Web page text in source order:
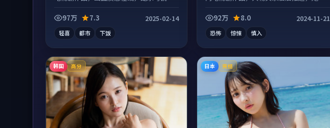
97万
7.3 2025-02-14
轻喜 都市 下饭
92万
8.0 2024-11-21
恐怖 惊悚 慎入
韩国 高分 日本 完结